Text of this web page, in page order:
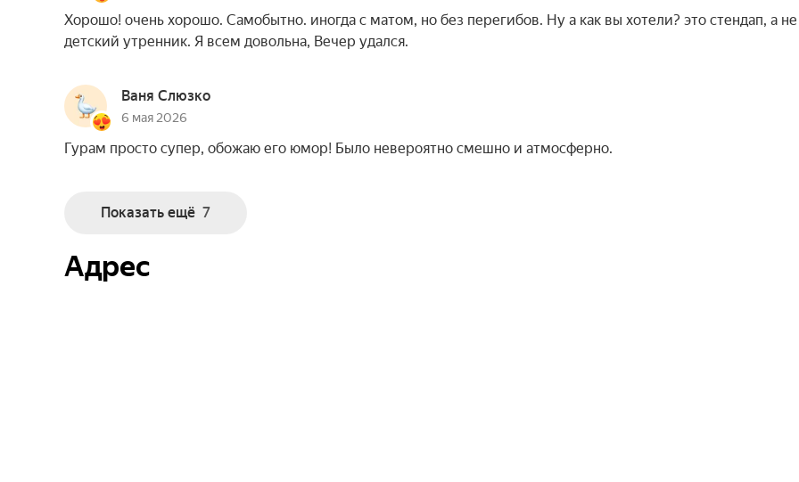
Хорошо! очень хорошо. Самобытно. иногда с матом, но без перегибов. Ну а как вы хотели? это стендап, а не
детский утренник. Я всем довольна, Вечер удался.
Ваня Слюзко
6 мая 2026
Гурам просто супер, обожаю его юмор! Было невероятно смешно и атмосферно.
Показать ещё 7
Адрес